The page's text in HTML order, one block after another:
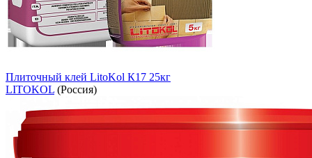
Плиточный клей LitoKol К17 25кг
LITOKOL (Россия)